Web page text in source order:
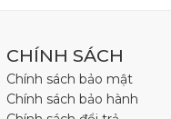
CHÍNH SÁCH
Chính sách bảo mật
Chính sách bảo hành